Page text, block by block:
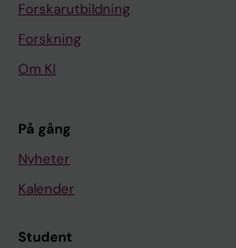
Forskarutbildning
Forskning
Om KI
På gång
Nyheter
Kalender
Student